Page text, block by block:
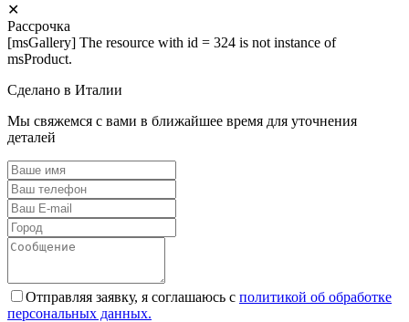
✕
Рассрочка
[msGallery] The resource with id = 324 is not instance of
msProduct.
Сделано в Италии
Мы свяжемся с вами в ближайшее время для уточнения
деталей
Отправляя заявку, я соглашаюсь с политикой об обработке
персональных данных.